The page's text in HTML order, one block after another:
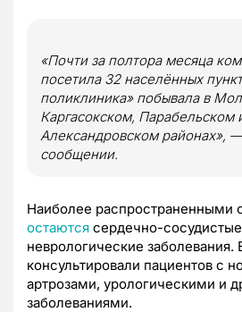
«Почти за полтора месяца
посетила 32 населённых
поликлиника» побывала в
Каргасокском, Парабельском
Александровском районах»,
сообщении.
Наиболее распространенными
остаются сердечно-
неврологические заболевания.
консультировали пациентов с
артрозами, урологическими и
заболеваниями.